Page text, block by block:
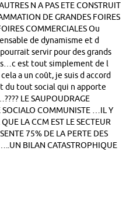
N A PAS ETE CONSTRUIT
DE GRANDES FOIRES
COMMERCIALES Ou
de dynamisme et d
servir pour des grands
est tout simplement de l
a un coût, je suis d accord
du tout social qui n apporte
LE SAUPOUDRAGE
SOCIALO COMMUNISTE …IL Y
LA CCM EST LE SECTEUR
75% DE LA PERTE DES
BILAN CATASTROPHIQUE